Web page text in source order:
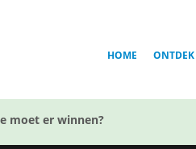
HOME ONTDEK
moet er winnen?